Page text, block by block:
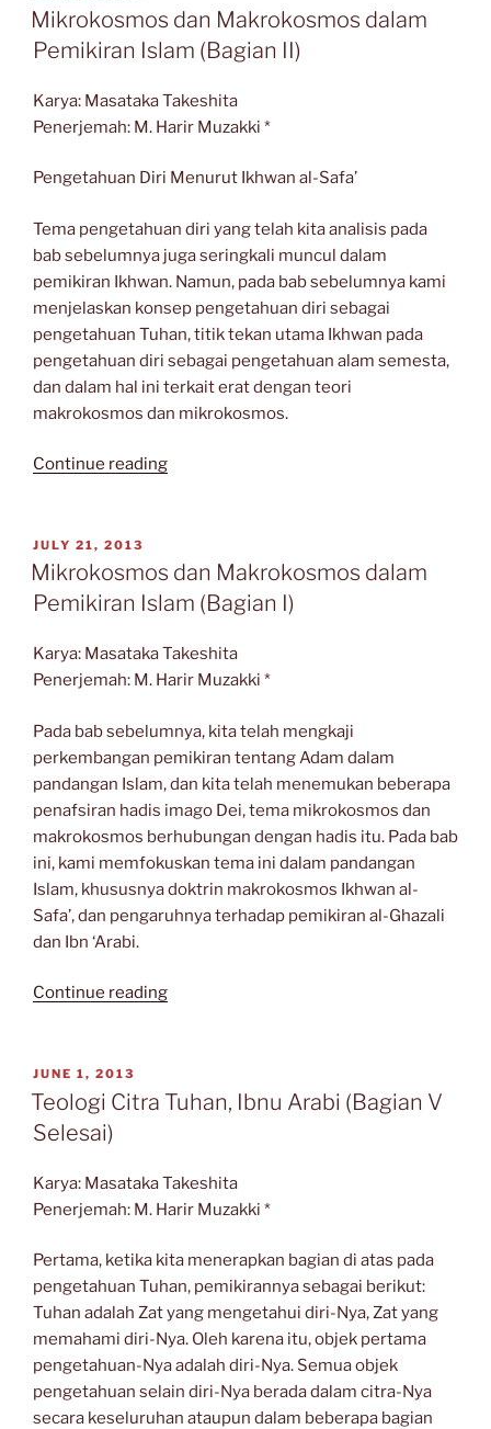
Pemikiran
Islam
(Bagian
III
Selesai)”
ON
Mikrokosmos dan Makrokosmos dalam
Pemikiran Islam (Bagian II)
Karya: Masataka Takeshita
Penerjemah: M. Harir Muzakki *
Pengetahuan Diri Menurut Ikhwan al-Safa’
Tema pengetahuan diri yang telah kita analisis pada
bab sebelumnya juga seringkali muncul dalam
pemikiran Ikhwan. Namun, pada bab sebelumnya kami
menjelaskan konsep pengetahuan diri sebagai
pengetahuan Tuhan, titik tekan utama Ikhwan pada
pengetahuan diri sebagai pengetahuan alam semesta,
dan dalam hal ini terkait erat dengan teori
makrokosmos dan mikrokosmos.
Continue reading“Mikrokosmos
Pemikiran
Islam
(Bagian
II)”
POSTED
ON
JULY 21, 2013
Mikrokosmos dan Makrokosmos dalam
Pemikiran Islam (Bagian I)
Karya: Masataka Takeshita
Penerjemah: M. Harir Muzakki *
Pada bab sebelumnya, kita telah mengkaji
perkembangan pemikiran tentang Adam dalam
pandangan Islam, dan kita telah menemukan beberapa
penafsiran hadis imago Dei, tema mikrokosmos dan
makrokosmos berhubungan dengan hadis itu. Pada bab
ini, kami memfokuskan tema ini dalam pandangan
Islam, khususnya doktrin makrokosmos Ikhwan al-
Safa’, dan pengaruhnya terhadap pemikiran al-Ghazali
dan Ibn ‘Arabi.
Continue reading“Mikrokosmos
Pemikiran
I)”
POSTED
ON
JUNE 1, 2013
Teologi Citra Tuhan, Ibnu Arabi (Bagian V
Selesai)
Karya: Masataka Takeshita
Penerjemah: M. Harir Muzakki *
Pertama, ketika kita menerapkan bagian di atas pada
pengetahuan Tuhan, pemikirannya sebagai berikut:
Tuhan adalah Zat yang mengetahui diri-Nya, Zat yang
memahami diri-Nya. Oleh karena itu, objek pertama
pengetahuan-Nya adalah diri-Nya. Semua objek
pengetahuan selain diri-Nya berada dalam citra-Nya
secara keseluruhan ataupun dalam beberapa bagian